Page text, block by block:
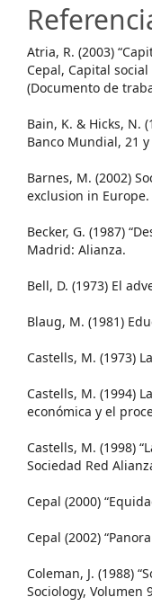
Atria, R. (2003)
Cepal, Capital
(Documento de
Bain, K. & Hicks, N.
Banco Mundial, 21
Barnes, M. (2002)
exclusion in
Becker, G. (1987)
Madrid: Alianza.
Bell, D. (1973) El
Blaug, M. (1981)
Castells, M. (1973)
Castells, M. (1994)
económica y el
Castells, M. (1998)
Sociedad Red
Cepal (2000)
Cepal (2002)
Coleman, J. (1988)
Sociology, Volumen